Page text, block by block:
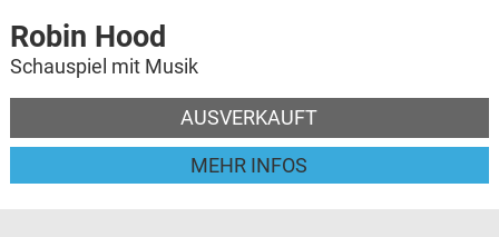
Robin Hood
Schauspiel mit Musik
AUSVERKAUFT
MEHR INFOS